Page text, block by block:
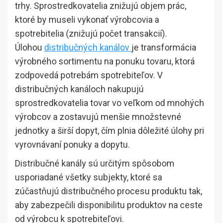
trhy. Sprostredkovatelia znižujú objem prác,
ktoré by museli vykonať výrobcovia a
spotrebitelia (znižujú počet transakcií).
Úlohou distribučných kanálov je transformácia
výrobného sortimentu na ponuku tovaru, ktorá
zodpovedá potrebám spotrebiteľov. V
distribučných kanáloch nakupujú
sprostredkovatelia tovar vo veľkom od mnohých
výrobcov a zostavujú menšie množstevné
jednotky a širší dopyt, čím plnia dôležité úlohy pri
vyrovnávaní ponuky a dopytu.
Distribučné kanály sú určitým spôsobom
usporiadané všetky subjekty, ktoré sa
zúčastňujú distribučného procesu produktu tak,
aby zabezpečili disponibilitu produktov na ceste
od výrobcu k spotrebiteľovi.